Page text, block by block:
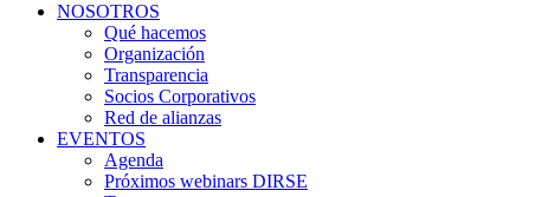
NOSOTROS
Qué hacemos
Organización
Transparencia
Socios Corporativos
Red de alianzas
EVENTOS
Agenda
Próximos webinars DIRSE